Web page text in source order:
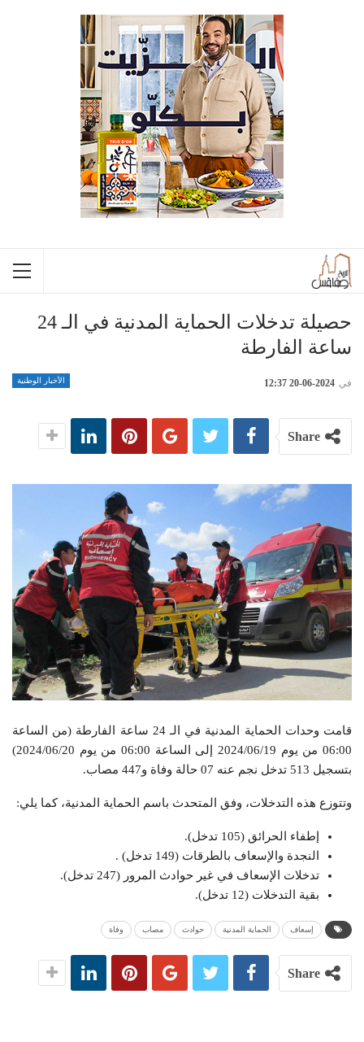
حصيلة تدخلات الحماية المدنية في الـ 24
ساعة الفارطة
الأخبار الوطنية في 2024-06-20 12:37
Share
قامت وحدات الحماية المدنية في الـ 24 ساعة الفارطة (من الساعة
06:00 من يوم 2024/06/19 إلى الساعة 06:00 من يوم 2024/06/20)
بتسجيل 513 تدخل نجم عنه 07 حالة وفاة و447 مصاب.
وتتوزع هذه التدخلات، وفق المتحدث باسم الحماية المدنية، كما يلي:
إطفاء الحرائق (105 تدخل).
النجدة والإسعاف بالطرقات (149 تدخل) .
تدخلات الإسعاف في غير حوادث المرور (247 تدخل).
بقية التدخلات (12 تدخل).
إسعاف الحماية المدنية حوادث مصاب وفاة
Share